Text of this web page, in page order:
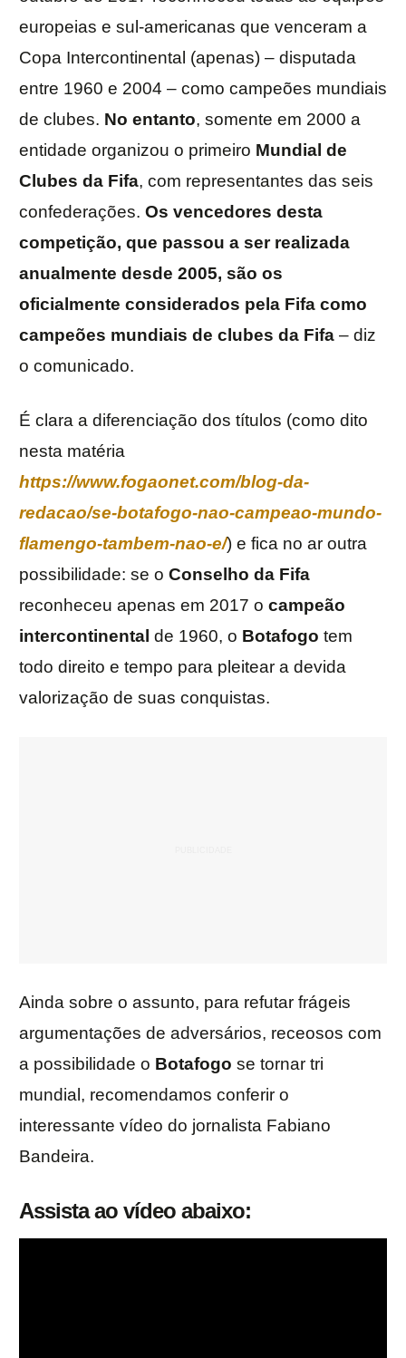
europeias e sul-americanas que venceram a
Copa Intercontinental (apenas) – disputada
entre 1960 e 2004 – como campeões mundiais
de clubes. No entanto, somente em 2000 a
entidade organizou o primeiro Mundial de
Clubes da Fifa, com representantes das seis
confederações. Os vencedores desta
competição, que passou a ser realizada
anualmente desde 2005, são os
oficialmente considerados pela Fifa como
campeões mundiais de clubes da Fifa – diz
o comunicado.
É clara a diferenciação dos títulos (como dito
nesta matéria
https://www.fogaonet.com/blog-da-
redacao/se-botafogo-nao-campeao-mundo-
flamengo-tambem-nao-e/) e fica no ar outra
possibilidade: se o Conselho da Fifa
reconheceu apenas em 2017 o campeão
intercontinental de 1960, o Botafogo tem
todo direito e tempo para pleitear a devida
valorização de suas conquistas.
Ainda sobre o assunto, para refutar frágeis
argumentações de adversários, receosos com
a possibilidade o Botafogo se tornar tri
mundial, recomendamos conferir o
interessante vídeo do jornalista Fabiano
Bandeira.
Assista ao vídeo abaixo: